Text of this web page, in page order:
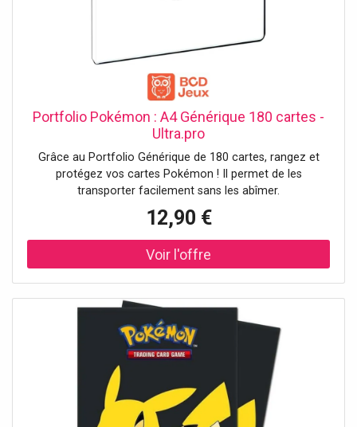
Portfolio Pokémon : A4 Générique 180 cartes -
Ultra.pro
Grâce au Portfolio Générique de 180 cartes, rangez et
protégez vos cartes Pokémon ! Il permet de les
transporter facilement sans les abîmer.
12,90 €